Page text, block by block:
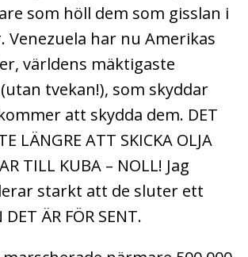
som höll dem som gisslan i
Venezuela har nu Amerikas
världens mäktigaste
tvekan!), som skyddar
att skydda dem. DET
LÄNGRE ATT SKICKA OLJA
TILL KUBA – NOLL! Jag
starkt att de sluter ett
ÄR FÖR SENT.